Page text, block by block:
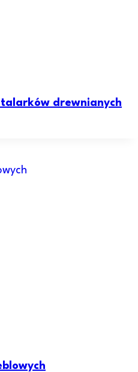
drewnianych